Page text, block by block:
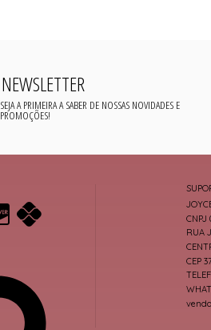
NEWSLETTER
SEJA A PRIMEIRA A SABER DE NOSSAS NOVIDADES E
PROMOÇÕES!
CNPJ
RUA
CEP